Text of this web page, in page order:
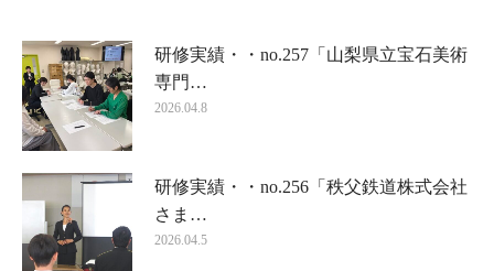
研修実績・・no.257「山梨県立宝石美術
専門…
2026.04.8
研修実績・・no.256「秩父鉄道株式会社
さま…
2026.04.5